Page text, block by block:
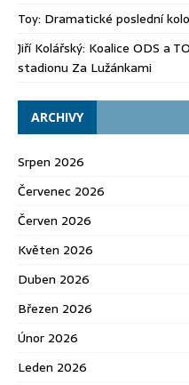
Toy: Dramatické poslední
Jiří Kolářský: Koalice ODS a
stadionu Za Lužánkami
ARCHIVY
Srpen 2026
Červenec 2026
Červen 2026
Květen 2026
Duben 2026
Březen 2026
Únor 2026
Leden 2026